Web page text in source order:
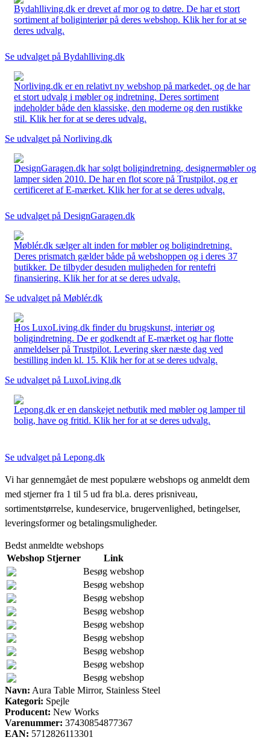
Bydahlliving.dk er drevet af mor og to døtre. De har et stort
sortiment af boliginteriør på deres webshop. Klik her for at se
deres udvalg.
Se udvalget på Bydahlliving.dk
Norliving.dk er en relativt ny webshop på markedet, og de har
et stort udvalg i møbler og indretning. Deres sortiment
indeholder både den klassiske, den moderne og den rustikke
stil. Klik her for at se deres udvalg.
Se udvalget på Norliving.dk
DesignGaragen.dk har solgt boligindretning, designermøbler og
lamper siden 2010. De har en flot score på Trustpilot, og er
certificeret af E-mærket. Klik her for at se deres udvalg.
Se udvalget på DesignGaragen.dk
Møblér.dk sælger alt inden for møbler og boligindretning.
Deres prismatch gælder både på webshoppen og i deres 37
butikker. De tilbyder desuden muligheden for rentefri
finansiering. Klik her for at se deres udvalg.
Se udvalget på Møblér.dk
Hos LuxoLiving.dk finder du brugskunst, interiør og
boligindretning. De er godkendt af E-mærket og har flotte
anmeldelser på Trustpilot. Levering sker næste dag ved
bestilling inden kl. 15. Klik her for at se deres udvalg.
Se udvalget på LuxoLiving.dk
Lepong.dk er en danskejet netbutik med møbler og lamper til
bolig, have og fritid. Klik her for at se deres udvalg.
Se udvalget på Lepong.dk
Vi har gennemgået de mest populære webshops og anmeldt dem
med stjerner fra 1 til 5 ud fra bl.a. deres prisniveau,
sortimentstørrelse, kundeservice, brugervenlighed, betingelser,
leveringsformer og betalingsmuligheder.
Bedst anmeldte webshops
Webshop Stjerner
Link
Besøg webshop
Besøg webshop
Besøg webshop
Besøg webshop
Besøg webshop
Besøg webshop
Besøg webshop
Besøg webshop
Besøg webshop
Navn: Aura Table Mirror, Stainless Steel
Kategori: Spejle
Producent: New Works
Varenummer: 37430854877367
EAN: 5712826113301